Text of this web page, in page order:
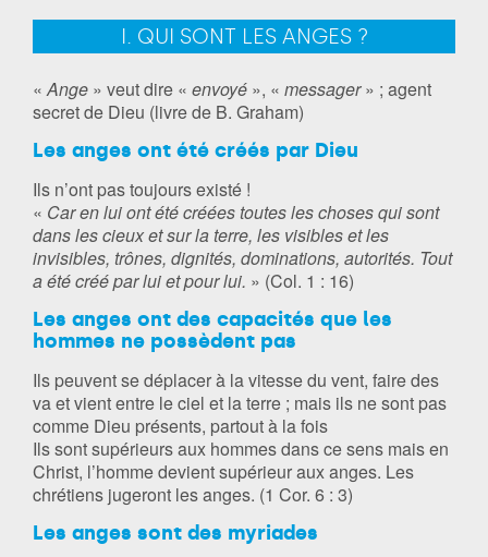
I. QUI SONT LES ANGES ?
«Ange » veut dire « envoyé », « messager» ; agent
secret de Dieu (livre de B. Graham)
Les anges ont été créés par Dieu
Ils n’ont pas toujours existé !
« Car en lui ont été créées toutes les choses qui sont
dans les cieux et sur la terre, les visibles et les
invisibles, trônes, dignités, dominations, autorités. Tout
a été créé par lui et pour lui. » (Col. 1 : 16)
Les anges ont des capacités que les
hommes ne possèdent pas
Ils peuvent se déplacer à la vitesse du vent, faire des
va et vient entre le ciel et la terre ; mais ils ne sont pas
comme Dieu présents, partout à la fois
Ils sont supérieurs aux hommes dans ce sens mais en
Christ, l’homme devient supérieur aux anges. Les
chrétiens jugeront les anges. (1 Cor. 6 : 3)
Les anges sont des myriades